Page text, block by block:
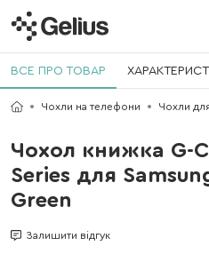
ВСЕ ПРО ТОВАР
Чохли на телефони Чохли
Чохол книжка G-
Series для
Green
Залишити відгук